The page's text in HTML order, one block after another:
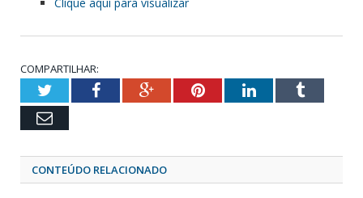
COMPARTILHAR:
TwitterFacebookGoogle+PinterestLinkedInTumblr
Email
CONTEÚDO RELACIONADO